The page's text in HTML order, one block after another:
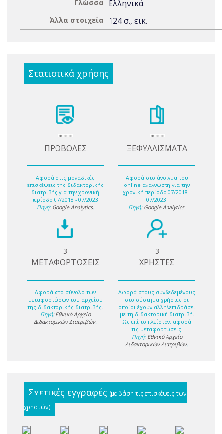
Γλώσσα Ελληνικά
Άλλα στοιχεία 124 σ., εικ.
Στατιστικά χρήσης
ΠΡΟΒΟΛΕΣ
Αφορά στις μοναδικές
επισκέψεις της διδακτορικής
διατριβής για την χρονική
περίοδο 07/2018 - 07/2023.
Πηγή: Google Analytics.
ΞΕΦΥΛΛΙΣΜΑΤΑ
Αφορά στο άνοιγμα του
online αναγνώστη για την
χρονική περίοδο 07/2018 -
07/2023.
Πηγή: Google Analytics.
3
ΜΕΤΑΦΟΡΤΩΣΕΙΣ
Αφορά στο σύνολο των
μεταφορτώσων του αρχείου
της διδακτορικής διατριβής.
Πηγή: Εθνικό Αρχείο
Διδακτορικών Διατριβών.
3
ΧΡΗΣΤΕΣ
Αφορά στους συνδεδεμένους
στο σύστημα χρήστες οι
οποίοι έχουν αλληλεπιδράσει
με τη διδακτορική διατριβή.
Ως επί το πλείστον, αφορά
τις μεταφορτώσεις.
Πηγή: Εθνικό Αρχείο
Διδακτορικών Διατριβών.
Σχετικές εγγραφές (με βάση τις επισκέψεις των
χρηστών)